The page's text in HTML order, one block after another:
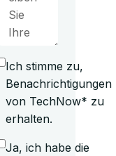
Ich stimme zu,
Benachrichtigungen
von TechNow* zu
erhalten.
Ja, ich habe die